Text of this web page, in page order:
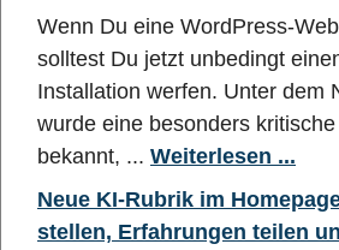
Wenn Du eine WordPress-
solltest Du jetzt unbedingt
Installation werfen. Unter dem
wurde eine besonders
bekannt, ... Weiterlesen ...
Neue KI-Rubrik im
stellen, Erfahrungen teilen